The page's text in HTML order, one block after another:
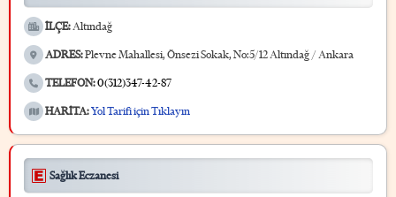
İLÇE:Altındağ
ADRES:Plevne Mahallesi, Önsezi Sokak, No:5/12 Altındağ / Ankara
TELEFON:0(312)347-42-87
HARİTA:Yol Tarifi için Tıklayın
Sağlık Eczanesi